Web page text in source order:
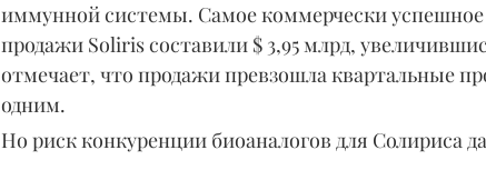
иммунной системы. Самое коммерчески успешное
продажи Soliris составили $ 3,95 млрд,
отмечает, что продажи превзошла квартальные
одним.
Но риск конкуренции биоаналогов для Солириса